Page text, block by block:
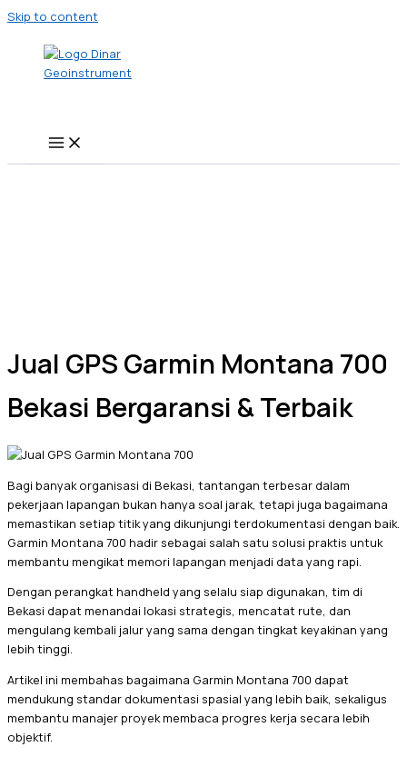
Skip to content
Jual GPS Garmin Montana 700
Bekasi Bergaransi & Terbaik
Bagi banyak organisasi di Bekasi, tantangan terbesar dalam
pekerjaan lapangan bukan hanya soal jarak, tetapi juga bagaimana
memastikan setiap titik yang dikunjungi terdokumentasi dengan baik.
Garmin Montana 700 hadir sebagai salah satu solusi praktis untuk
membantu mengikat memori lapangan menjadi data yang rapi.
Dengan perangkat handheld yang selalu siap digunakan, tim di
Bekasi dapat menandai lokasi strategis, mencatat rute, dan
mengulang kembali jalur yang sama dengan tingkat keyakinan yang
lebih tinggi.
Artikel ini membahas bagaimana Garmin Montana 700 dapat
mendukung standar dokumentasi spasial yang lebih baik, sekaligus
membantu manajer proyek membaca progres kerja secara lebih
objektif.